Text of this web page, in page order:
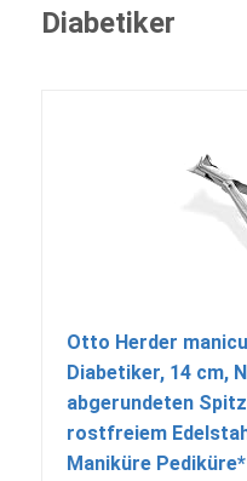
Diabetiker
Otto Herder
Diabetiker, 14 cm,
abgerundeten
rostfreiem
Maniküre Pediküre*